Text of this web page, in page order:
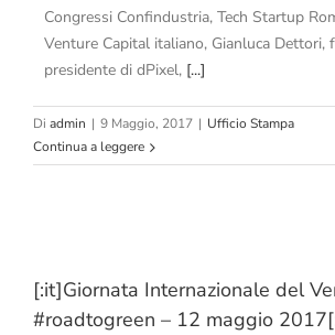
Congressi Confindustria, Tech Startup
Venture Capital italiano, Gianluca Dettori,
presidente di dPixel, [...]
Di admin | 9 Maggio, 2017 | Ufficio Stampa
Continua a leggere
[:it]Giornata Internazionale del
#roadtogreen – 12 maggio